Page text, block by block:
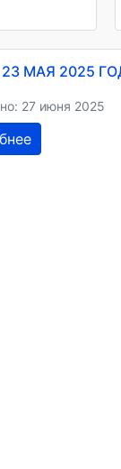
23 МАЯ 2025
27 июня 2025